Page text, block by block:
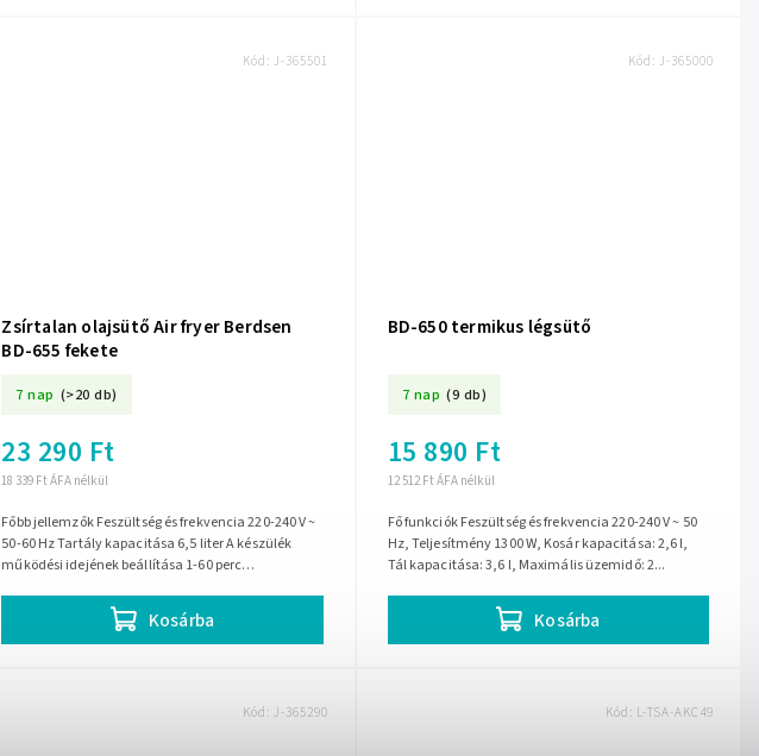
Zsírtalan olajsütő Air fryer Berdsen
BD-655 fekete
7 nap (>20 db)
18 339 Ft ÁFA nélkül
23 290 Ft
Kosárba
Főbb jellemzők Feszültség és frekvencia 220-240 V ~
50-60 Hz Tartály kapacitása 6,5 liter A készülék
működési idejének beállítása 1-60 perc
Kód: J-365501
BD-650 termikus légsütő
7 nap (9 db)
12 512 Ft ÁFA nélkül
15 890 Ft
Kosárba
Fő funkciók Feszültség és frekvencia 220-240 V ~ 50
Hz, Teljesítmény 1300 W, Kosár kapacitása: 2,6 l,
Tál kapacitása: 3,6 l, Maximális üzemidő: 2...
Kód: J-365000
Kód: J-365290 Kód: L-TSA-AKC49